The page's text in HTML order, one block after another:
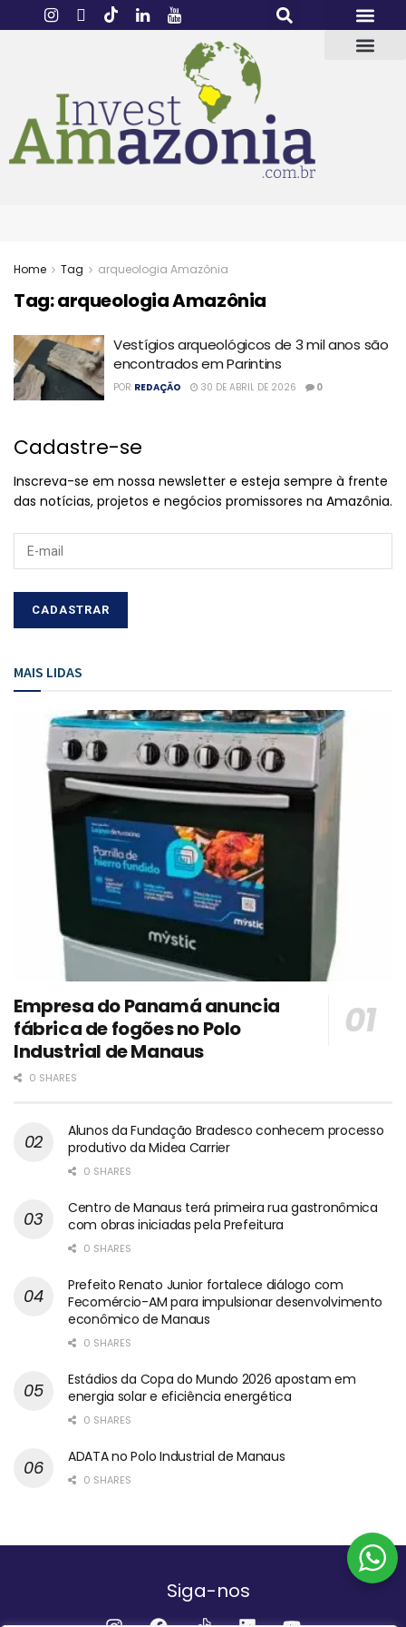
Home Tag arqueologia Amazônia
Tag:arqueologia Amazônia
Vestígios arqueológicos de 3 mil anos são
encontrados em Parintins
POR REDAÇÃO 30 DE ABRIL DE 2026 0
Cadastre-se
Inscreva-se em nossa newsletter e esteja sempre à frente
das notícias, projetos e negócios promissores na Amazônia.
MAIS LIDAS
Empresa do Panamá anuncia
fábrica de fogões no Polo
Industrial de Manaus
0 SHARES
Alunos da Fundação Bradesco conhecem processo
produtivo da Midea Carrier
0 SHARES
Centro de Manaus terá primeira rua gastronômica
com obras iniciadas pela Prefeitura
0 SHARES
Prefeito Renato Junior fortalece diálogo com
Fecomércio-AM para impulsionar desenvolvimento
econômico de Manaus
0 SHARES
Estádios da Copa do Mundo 2026 apostam em
energia solar e eficiência energética
0 SHARES
ADATA no Polo Industrial de Manaus
0 SHARES
Siga-nos